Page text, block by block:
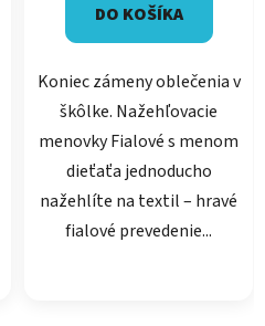
DO KOŠÍKA
Koniec zámeny oblečenia v
škôlke. Nažehľovacie
menovky Fialové s menom
dieťaťa jednoducho
nažehlíte na textil – hravé
fialové prevedenie...